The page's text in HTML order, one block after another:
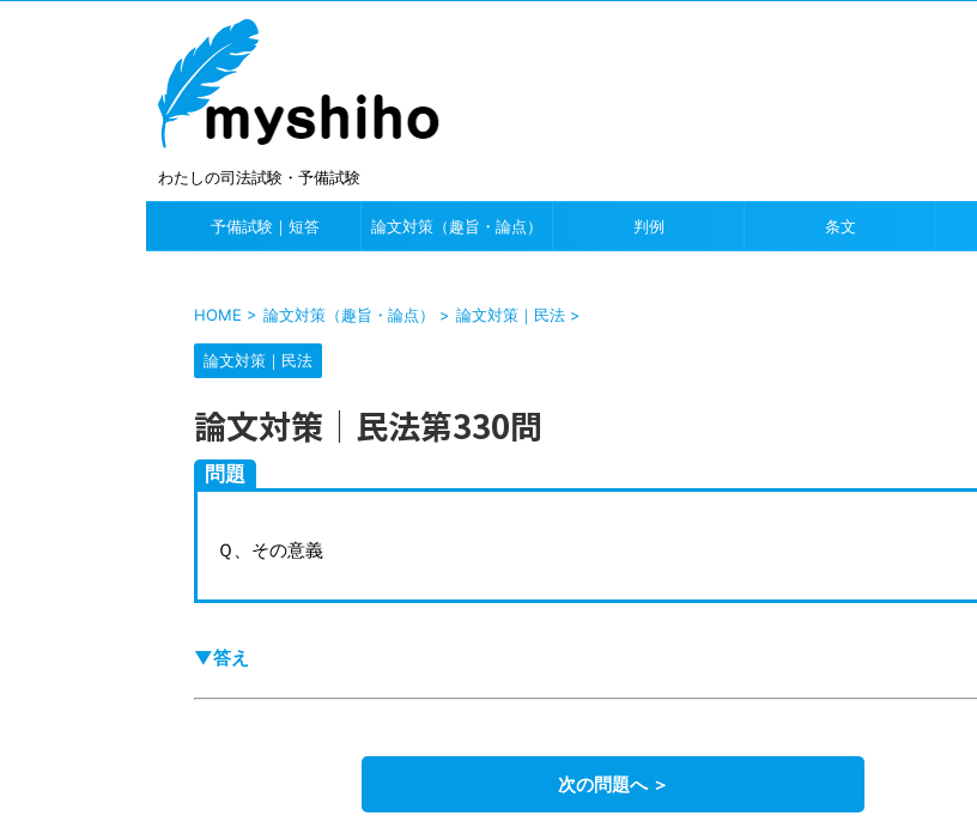
わたしの司法試験・予備試験
予備試験｜短答 論文対策（趣旨・論点） 判例 条文
HOME > 論文対策（趣旨・論点） > 論文対策｜民法 >
論文対策｜民法
論文対策｜民法第330問
問題
Ｑ、その意義
▼答え
次の問題へ ＞